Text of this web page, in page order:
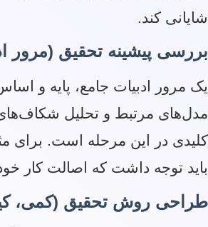
شایانی کند.
بررسی پیشینه تحقیق (مرور
یک مرور ادبیات جامع، پایه و
مدل‌های مرتبط و تحلیل
کلیدی در این مرحله است. برای
باید توجه داشت که اصالت کار
طراحی روش تحقیق (کمی،